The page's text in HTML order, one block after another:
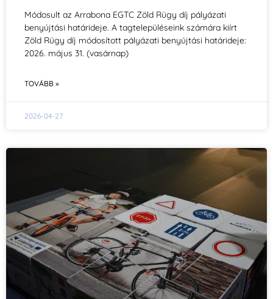
Módosult az Arrabona EGTC Zöld Rügy díj pályázati
benyújtási határideje. A tagtelepüléseink számára kiírt
Zöld Rügy díj módosított pályázati benyújtási határideje:
2026. május 31. (vasárnap)
TOVÁBB »
2026-04-27